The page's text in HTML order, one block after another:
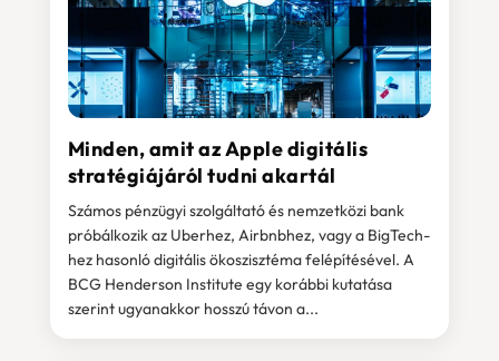
Minden, amit az Apple digitális
stratégiájáról tudni akartál
Számos pénzügyi szolgáltató és nemzetközi bank
próbálkozik az Uberhez, Airbnbhez, vagy a BigTech-
hez hasonló digitális ökoszisztéma felépítésével. A
BCG Henderson Institute egy korábbi kutatása
szerint ugyanakkor hosszú távon a...